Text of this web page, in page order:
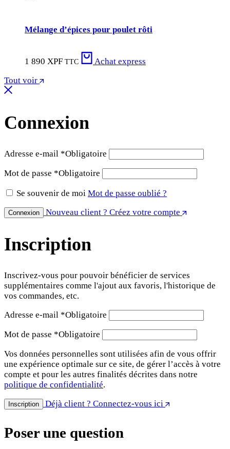
Mélange d’épices pour poulet rôti
1 890 XPF TTC
Achat express
Tout voir
Connexion
Adresse e-mail *Obligatoire
Mot de passe *Obligatoire
Se souvenir de moi Mot de passe oublié ?
Connexion Nouveau client ? Créez votre compte
Inscription
Inscrivez-vous pour pouvoir bénéficier de services
supplémentaires comme l'ajout aux favoris, l'historique de
vos commandes, etc.
Adresse e-mail *Obligatoire
Mot de passe *Obligatoire
Vos données personnelles sont utilisées afin de vous offrir
une expérience optimale sur ce site, de gérer l’accès à votre
compte et pour les autres finalités décrites dans notre
politique de confidentialité.
Inscription Déjà client ? Connectez-vous ici
Poser une question